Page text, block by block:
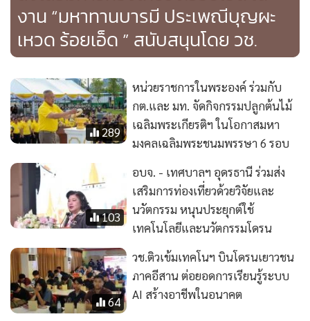
งาน “มหาทานบารมี ประเพณีบุญผะ
เหวด ร้อยเอ็ด ” สนับสนุนโดย วช.
289
หน่วยราชการในพระองค์ ร่วมกับ
กต.และ มท. จัดกิจกรรมปลูกต้นไม้
เฉลิมพระเกียรติฯ ในโอกาสมหา
มงคลเฉลิมพระชนมพรรษา 6 รอบ
103
อบจ. - เทศบาลฯ อุดรธานี ร่วมส่ง
เสริมการท่องเที่ยวด้วยวิจัยและ
นวัตกรรม หนุนประยุกต์ใช้
เทคโนโลยีและนวัตกรรมโดรน
64
วช.ติวเข้มเทคโนฯ บินโดรนเยาวชน
ภาคอีสาน ต่อยอดการเรียนรู้ระบบ
AI สร้างอาชีพในอนาคต